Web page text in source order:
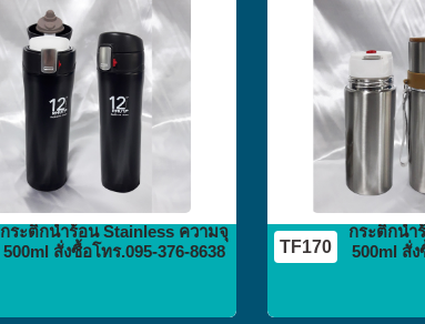
กระติก
กระบอกน้ำ
flask vacuum
กระติกน้ำร้อน Stainless ความจุ
500ml สั่งซื้อโทร.095-376-8638
ก
TF170
กระติกน้ำ
500ml สั่ง